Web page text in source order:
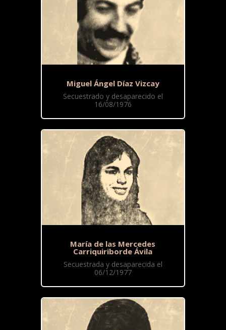
Miguel Ángel Díaz Vizcay
Secuestrado y desaparecido el
16/08/1976
María de las Mercedes
Carriquiriborde Ávila
Secuestrada y desaparecida el
06/12/1977